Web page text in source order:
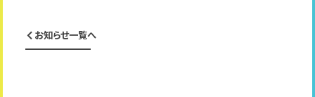
お知らせ一覧へ